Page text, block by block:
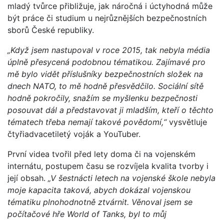
mladý tvůrce přibližuje, jak náročná i úctyhodná může
být práce či studium u nejrůznějších bezpečnostních
sborů České republiky.
„Když jsem nastupoval v roce 2015, tak nebyla média
úplně přesycená podobnou tématikou. Zajímavé pro
mě bylo vidět příslušníky bezpečnostních složek na
dnech NATO, to mě hodně přesvědčilo. Sociální sítě
hodně pokročily, snažím se myšlenku bezpečnosti
posouvat dál a představovat ji mladším, kteří o těchto
tématech třeba nemají takové povědomí,“vysvětluje
čtyřiadvacetiletý voják a YouTuber.
První videa tvořil před lety doma či na vojenském
internátu, postupem času se rozvíjela kvalita tvorby i
její obsah. „V šestnácti letech na vojenské škole nebyla
moje kapacita taková, abych dokázal vojenskou
tématiku plnohodnotně ztvárnit. Věnoval jsem se
počítačové hře World of Tanks, byl to můj